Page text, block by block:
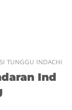
TUNGGU INDACHI
Ind